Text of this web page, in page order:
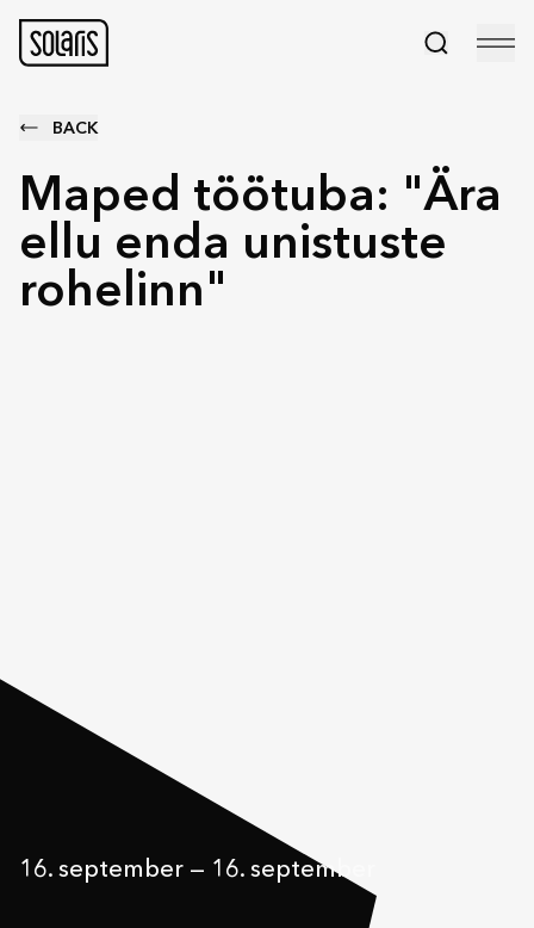
BACK
Maped töötuba: "Ära
ellu enda unistuste
rohelinn"
16. september — 16. september